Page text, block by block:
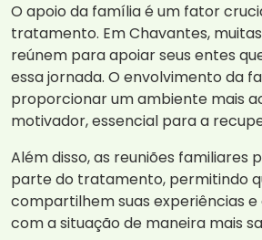
O apoio da família é um fator
tratamento. Em Chavantes,
reúnem para apoiar seus entes
essa jornada. O envolvimento da
proporcionar um ambiente mais
motivador, essencial para a
Além disso, as reuniões familiares
parte do tratamento, permitindo
compartilhem suas experiências
com a situação de maneira mais